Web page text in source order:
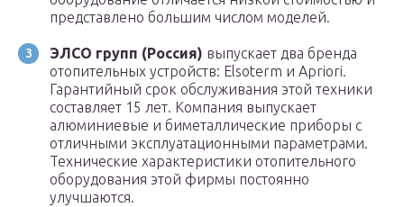
представлено большим числом моделей.
ЭЛСО групп (Россия) выпускает два бренда
отопительных устройств: Elsoterm и Apriori.
Гарантийный срок обслуживания этой техники
составляет 15 лет. Компания выпускает
алюминиевые и биметаллические приборы с
отличными эксплуатационными параметрами.
Технические характеристики отопительного
оборудования этой фирмы постоянно
улучшаются.